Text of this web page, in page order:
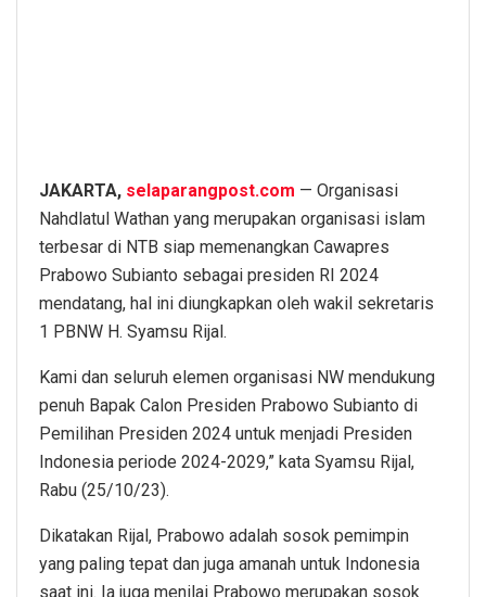
JAKARTA, selaparangpost.com — Organisasi
Nahdlatul Wathan yang merupakan organisasi islam
terbesar di NTB siap memenangkan Cawapres
Prabowo Subianto sebagai presiden RI 2024
mendatang, hal ini diungkapkan oleh wakil sekretaris
1 PBNW H. Syamsu Rijal.
Kami dan seluruh elemen organisasi NW mendukung
penuh Bapak Calon Presiden Prabowo Subianto di
Pemilihan Presiden 2024 untuk menjadi Presiden
Indonesia periode 2024-2029,” kata Syamsu Rijal,
Rabu (25/10/23).
Dikatakan Rijal, Prabowo adalah sosok pemimpin
yang paling tepat dan juga amanah untuk Indonesia
saat ini. Ia juga menilai Prabowo merupakan sosok